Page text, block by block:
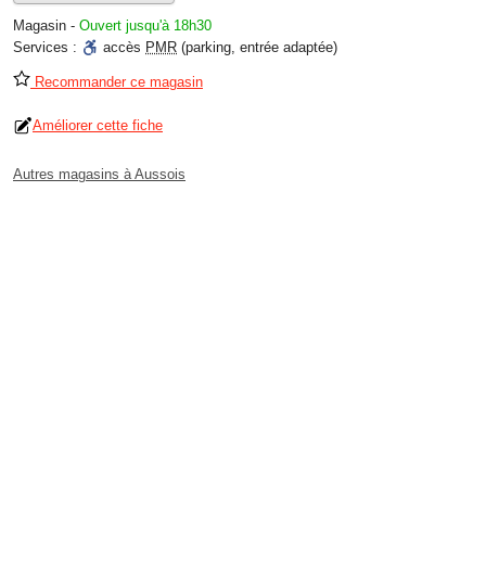
Magasin - Ouvert jusqu'à 18h30
Services :
accès PMR (parking, entrée adaptée)
Recommander ce magasin
Améliorer cette fiche
Autres magasins à Aussois